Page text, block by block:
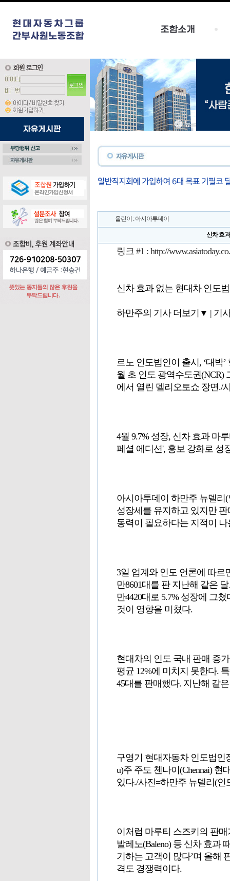
올린이 : 아시아투데이
신차 효
링크 #1 :http://
신차 효과 없는 현대차 인도
하만주의 기사 더보기▼ | 기사
르노 인도법인이 출시, ‘대박
월 초 인도 광역수도권(NCR)
에서 열린 델리오토쇼 장면./
4월 9.7% 성장, 신차 효과 마
페셜 에디션', 홍보 강화로 성
아시아투데이 하만주 뉴델리
성장세를 유지하고 있지만
동력이 필요하다는 지적이 나
3일 업계와 인도 언론에 따르
만8601대를 판 지난해 같은
만4420대로 5.7% 성장에 그
것이 영향을 미쳤다.
현대차의 인도 국내 판매 증
평균 12%에 미치지 못한다.
45대를 판매했다. 지난해 같
구영기 현대자동차 인도법인
u)주 주도 첸나이(Chennai)
있다./사진=하만주 뉴델리(인
이처럼 마루티 스즈키의 판매
발레노(Baleno) 등 신차 효과
기하는 고객이 많다’며 올해
격도 경쟁력이다.